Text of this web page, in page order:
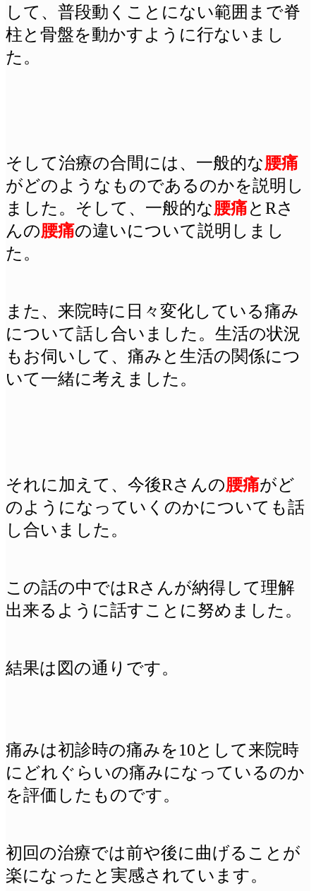
して、普段動くことにない範囲まで脊
柱と骨盤を動かすように行ないまし
た。
そして治療の合間には、一般的な腰痛
がどのようなものであるのかを説明し
ました。そして、一般的な腰痛とRさ
んの腰痛の違いについて説明しまし
た。
また、来院時に日々変化している痛み
について話し合いました。生活の状況
もお伺いして、痛みと生活の関係につ
いて一緒に考えました。
それに加えて、今後Rさんの腰痛がど
のようになっていくのかについても話
し合いました。
この話の中ではRさんが納得して理解
出来るように話すことに努めました。
結果は図の通りです。
痛みは初診時の痛みを10として来院時
にどれぐらいの痛みになっているのか
を評価したものです。
初回の治療では前や後に曲げることが
楽になったと実感されています。